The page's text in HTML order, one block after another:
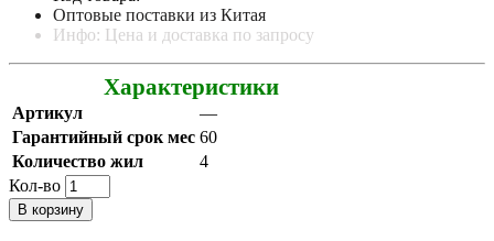
Оптовые поставки из Китая
Инфо: Цена и доставка по запросу
Характеристики
Артикул
—
Гарантийный срок мес 60
Количество жил
4
Кол-во
В корзину